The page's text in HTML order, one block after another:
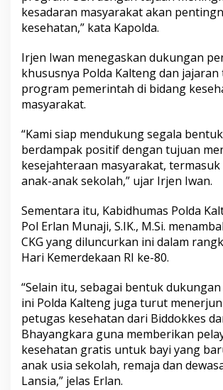
kesadaran masyarakat akan
kesehatan,” kata Kapolda.
Irjen Iwan menegaskan dukungan
khususnya Polda Kalteng dan
program pemerintah di bidang
masyarakat.
“Kami siap mendukung segala
berdampak positif dengan tujuan
kesejahteraan masyarakat,
anak-anak sekolah,” ujar Irjen Iwan.
Sementara itu, Kabidhumas Polda
Pol Erlan Munaji, S.IK., M.Si.
CKG yang diluncurkan ini dalam
Hari Kemerdekaan RI ke-80.
“Selain itu, sebagai bentuk
ini Polda Kalteng juga turut
petugas kesehatan dari Biddokkes
Bhayangkara guna memberikan
kesehatan gratis untuk bayi yang
anak usia sekolah, remaja dan
Lansia,” jelas Erlan.